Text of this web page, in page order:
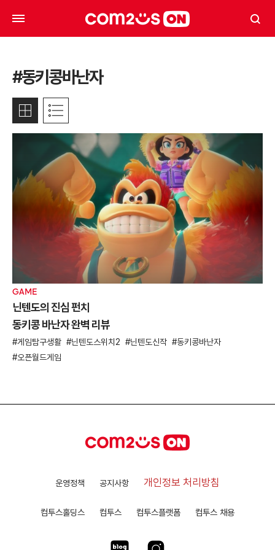
#동키콩바난자
GAME
닌텐도의 진심 펀치
동키콩 바난자 완벽 리뷰
게임탐구생활 닌텐도스위치2 닌텐도신작
동키콩바난자
오픈월드게임
운영정책 공지사항 개인정보 처리방침
컴투스홀딩스 컴투스 컴투스플랫폼 컴투스 채용